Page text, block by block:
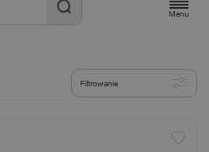
Menu
Filtrowanie